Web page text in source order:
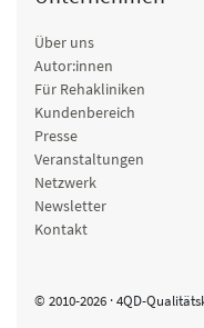
Über uns
Autor:innen
Für Rehakliniken
Kundenbereich
Presse
Veranstaltungen
Netzwerk
Newsletter
Kontakt
© 2010-2026 · 4QD-